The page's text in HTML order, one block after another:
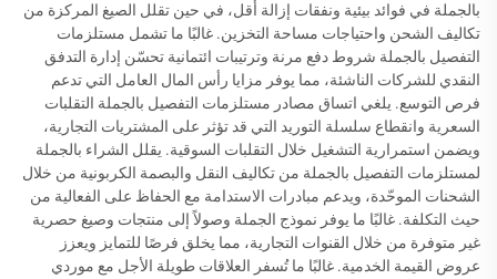
بالجملة في فوائد بيئية ونفقات إزالة أقل، في حين تقلل الصيغ المركزة من
تكاليف الشحن واحتياجات مساحة التخزين. غالبًا ما تشمل مستلزمات
التفصيل بالجملة شروط دفع مرنة وترتيبات ائتمانية تحسّن إدارة التدفق
النقدي للشركات الناشئة، مما يوفر مزايا رأس المال العامل التي تدعم
فرص التوسع. يلغي اتساق مصادر مستلزمات التفصيل بالجملة التقلبات
السعرية وانقطاع سلسلة التوريد التي قد تؤثر على المشتريات التجارية،
ويضمن استمرارية التشغيل خلال التقلبات السوقية. يقلل الشراء بالجملة
لمستلزمات التفصيل بالجملة من تكاليف النقل والبصمة الكربونية من خلال
الشحنات الموحّدة، ويدعم مبادرات الاستدامة مع الحفاظ على الفعالية من
حيث التكلفة. غالبًا ما يوفر نموذج الجملة وصولاً إلى منتجات وصيغ حصرية
غير متوفرة من خلال القنوات التجارية، مما يخلق فرصًا للتمايز ويعزز
عروض القيمة الخدمية. غالبًا ما تُسفر العلاقات طويلة الأجل مع موردي